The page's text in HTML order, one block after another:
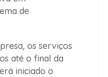
de
os serviços
até o final da
iniciado o